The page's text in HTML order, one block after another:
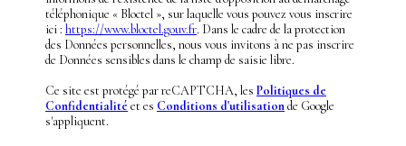
téléphonique « Bloctel », sur laquelle vous pouvez vous inscrire
ici : https://www.bloctel.gouv.fr. Dans le cadre de la protection
des Données personnelles, nous vous invitons à ne pas inscrire
de Données sensibles dans le champ de saisie libre.
Ce site est protégé par reCAPTCHA, les Politiques de
Confidentialité et es Conditions d'utilisationde Google
s'appliquent.